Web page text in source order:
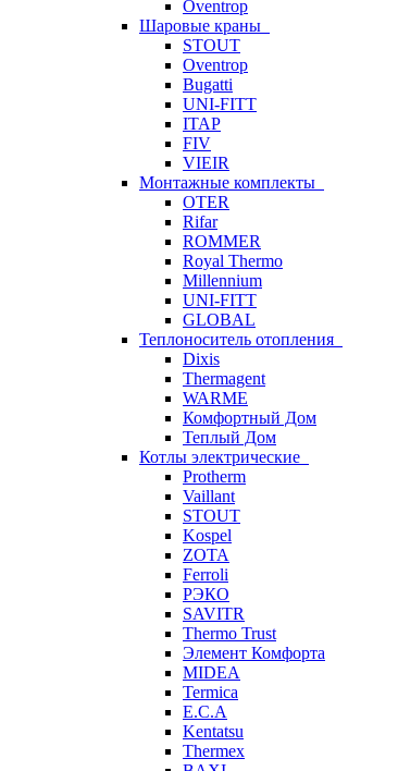
Oventrop
Шаровые краны
STOUT
Oventrop
Bugatti
UNI-FITT
ITAP
FIV
VIEIR
Монтажные комплекты
OTER
Rifar
ROMMER
Royal Thermo
Millennium
UNI-FITT
GLOBAL
Теплоноситель отопления
Dixis
Thermagent
WARME
Комфортный Дом
Теплый Дом
Котлы электрические
Protherm
Vaillant
STOUT
Kospel
ZOTA
Ferroli
РЭКО
SAVITR
Thermo Trust
Элемент Комфорта
MIDEA
Termica
E.C.A
Kentatsu
Thermex